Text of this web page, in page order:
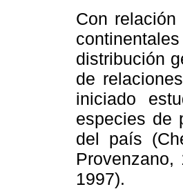
Con
distribución
de
iniciado
especies de
del país
1997).